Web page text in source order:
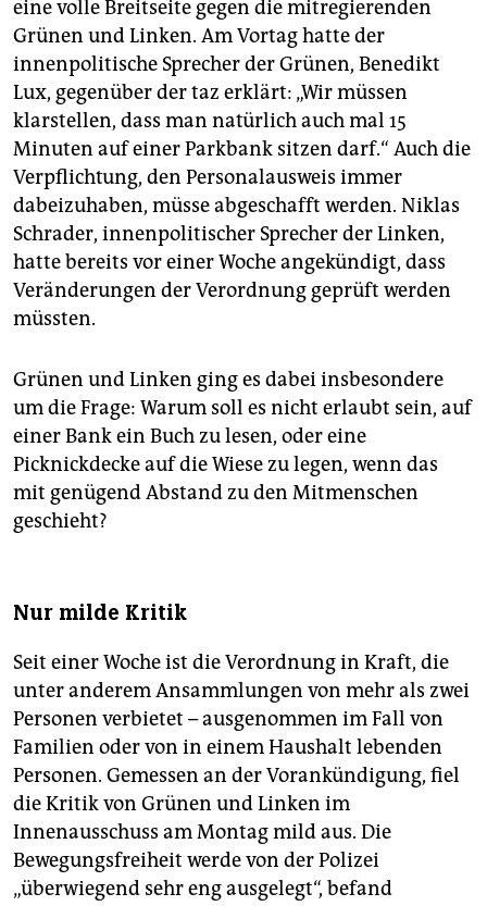
eine volle Breitseite gegen die mitregierenden
Grünen und Linken. Am Vortag hatte der
innenpolitische Sprecher der Grünen, Benedikt
Lux, gegenüber der taz erklärt: „Wir müssen
klarstellen, dass man natürlich auch mal 15
Minuten auf einer Parkbank sitzen darf.“ Auch die
Verpflichtung, den Personalausweis immer
dabeizuhaben, müsse abgeschafft werden. Niklas
Schrader, innenpolitischer Sprecher der Linken,
hatte bereits vor einer Woche angekündigt, dass
Veränderungen der Verordnung geprüft werden
müssten.
Grünen und Linken ging es dabei insbesondere
um die Frage: Warum soll es nicht erlaubt sein, auf
einer Bank ein Buch zu lesen, oder eine
Picknickdecke auf die Wiese zu legen, wenn das
mit genügend Abstand zu den Mitmenschen
geschieht?
Nur milde Kritik
Seit einer Woche ist die Verordnung in Kraft, die
unter anderem Ansammlungen von mehr als zwei
Personen verbietet – ausgenommen im Fall von
Familien oder von in einem Haushalt lebenden
Personen. Gemessen an der Vorankündigung, fiel
die Kritik von Grünen und Linken im
Innenausschuss am Montag mild aus. Die
Bewegungsfreiheit werde von der Polizei
„überwiegend sehr eng ausgelegt“, befand